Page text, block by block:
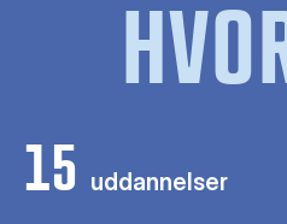
15 uddannelser